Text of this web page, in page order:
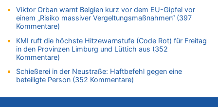
05.08.2026 - 11:45 von N. A. Klar zu
Es gibt mmer mehr Fälle von Fahrerflucht in Belgien –
Fußgänger und Radfahrer sind die häufigsten Opfer
05.08.2026 - 11:43 von JoKrings zu
Zweite Hitzewelle in diesem Sommer ist jetzt amtlich
05.08.2026 - 11:41 von JoKrings zu
Wie kam es zur Ceuta-Krise?
05.08.2026 - 11:35 von N. A. Klar zu
Es gibt mmer mehr Fälle von Fahrerflucht in Belgien –
Viktor Orban warnt Belgien kurz vor dem EU-Gipfel vor
einem „Risiko massiver Vergeltungsmaßnahmen“ (397
Kommentare)
KMI ruft die höchste Hitzewarnstufe (Code Rot) für Freitag
in den Provinzen Limburg und Lüttich aus (352
Kommentare)
Schießerei in der Neustraße: Haftbefehl gegen eine
beteiligte Person (352 Kommentare)